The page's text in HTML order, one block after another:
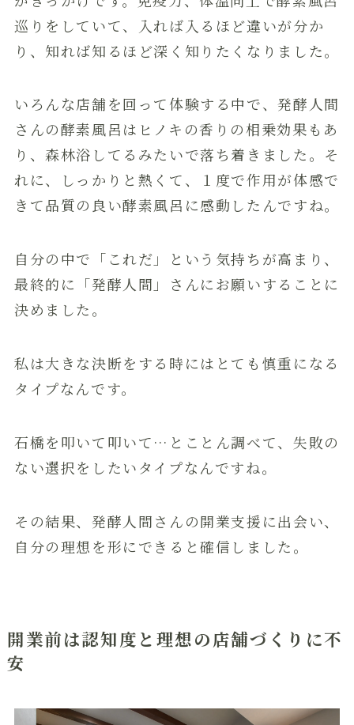
巡りをしていて、入れば入るほど違いが分か
り、知れば知るほど深く知りたくなりました。
いろんな店舗を回って体験する中で、発酵人間
さんの酵素風呂はヒノキの香りの相乗効果もあ
り、森林浴してるみたいで落ち着きました。そ
れに、しっかりと熱くて、１度で作用が体感で
きて品質の良い酵素風呂に感動したんですね。
自分の中で「これだ」という気持ちが高まり、
最終的に「発酵人間」さんにお願いすることに
決めました。
私は大きな決断をする時にはとても慎重になる
タイプなんです。
石橋を叩いて叩いて…とことん調べて、失敗の
ない選択をしたいタイプなんですね。
その結果、発酵人間さんの開業支援に出会い、
自分の理想を形にできると確信しました。
開業前は認知度と理想の店舗づくりに不
安